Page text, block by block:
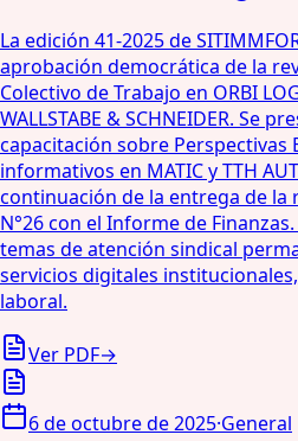
La edición 41-2025 de
aprobación democrática de la
Colectivo de Trabajo en ORBI
WALLSTABE & SCHNEIDER. Se
capacitación sobre Perspectivas
informativos en MATIC y TTH
continuación de la entrega de la
N°26 con el Informe de
temas de atención sindical
servicios digitales
laboral.
Ver PDF→
6 de octubre de 2025·General